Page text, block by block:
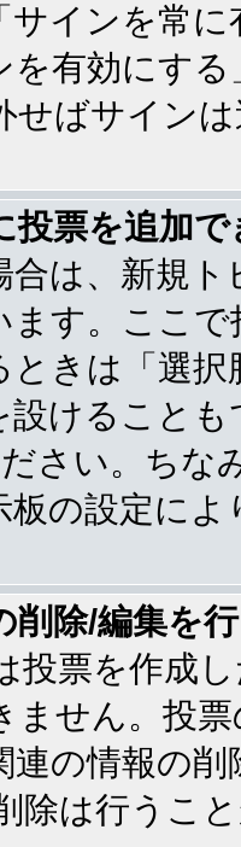
サインを常
を有効にす
せばサイン
投票を追加
合は、新規
ます。ここ
ときは「選
設けること
さい。ちな
板の設定に
削除/編集を
投票を作成
ません。投
連の情報の
除は行うこ